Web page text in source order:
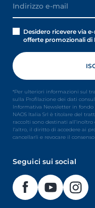
Desidero ricevere via
offerte promozionali di
*Per ulteriori informazioni sul
sulla Profilazione dei dati
Informativa Newsletter in
NAOS Italia Srl è titolare del
raccolti sono destinati
l’altro, il diritto di accedere ai
cancellarli e revocare il
Seguici sui social